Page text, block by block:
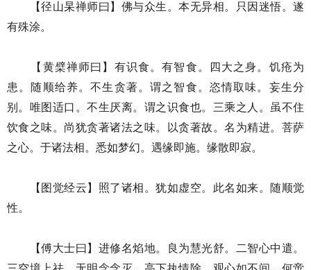
【径山杲禅师曰】佛与众生。本无异相。只因迷悟。遂
有殊涂。
【黄檗禅师曰】有识食。有智食。四大之身。饥疮为
患。随顺给养。不生贪著。谓之智食。恣情取味。妄生分
别。唯图适口。不生厌离。谓之识食也。三乘之人。虽不住
饮食之味。尚犹贪著诸法之味。以贪著故。名为精进。菩萨
之心。于诸法相。悉如梦幻。遇缘即施。缘散即寂。
【图觉经云】照了诸相。犹如虚空。此名如来。随顺觉
性。
【傅大士曰】进修名焰地。良为慧光舒。二智心中遣。